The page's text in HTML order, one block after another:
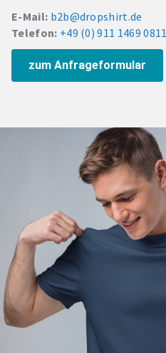
E-Mail: b2b@dropshirt.de
Telefon: +49 (0) 911 1469 0811
zum Anfrageformular